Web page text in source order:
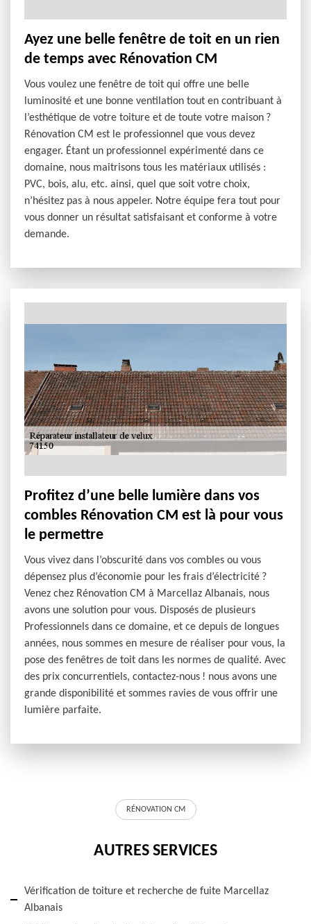
Ayez une belle fenêtre de toit en un rien
de temps avec Rénovation CM
Vous voulez une fenêtre de toit qui offre une belle
luminosité et une bonne ventilation tout en contribuant à
l’esthétique de votre toiture et de toute votre maison ?
Rénovation CM est le professionnel que vous devez
engager. Étant un professionnel expérimenté dans ce
domaine, nous maitrisons tous les matériaux utilisés :
PVC, bois, alu, etc. ainsi, quel que soit votre choix,
n’hésitez pas à nous appeler. Notre équipe fera tout pour
vous donner un résultat satisfaisant et conforme à votre
demande.
Profitez d’une belle lumière dans vos
combles Rénovation CM est là pour vous
le permettre
Vous vivez dans l’obscurité dans vos combles ou vous
dépensez plus d’économie pour les frais d’électricité ?
Venez chez Rénovation CM à Marcellaz Albanais, nous
avons une solution pour vous. Disposés de plusieurs
Professionnels dans ce domaine, et ce depuis de longues
années, nous sommes en mesure de réaliser pour vous, la
pose des fenêtres de toit dans les normes de qualité. Avec
des prix concurrentiels, contactez-nous ! nous avons une
grande disponibilité et sommes ravies de vous offrir une
lumière parfaite.
RÉNOVATION CM
AUTRES SERVICES
Vérification de toiture et recherche de fuite Marcellaz
Albanais